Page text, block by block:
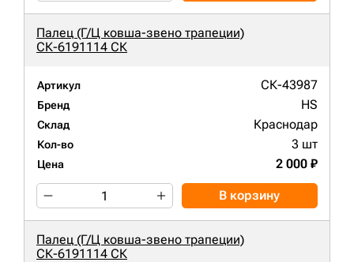
Палец (Г/Ц ковша-звено трапеции)
СК-6191114 СК
Артикул СК-43987
Бренд HS
Склад Краснодар
Кол-во 3 шт
Цена 2 000 ₽
В корзину
Палец (Г/Ц ковша-звено трапеции)
СК-6191114 СК